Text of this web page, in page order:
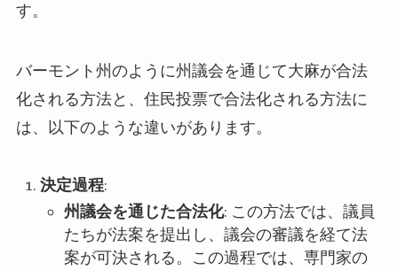
す。
バーモント州のように州議会を通じて大麻が合法
化される方法と、住民投票で合法化される方法に
は、以下のような違いがあります。
決定過程:
州議会を通じた合法化: この方法では、議員
たちが法案を提出し、議会の審議を経て法
案が可決される。この過程では、専門家の